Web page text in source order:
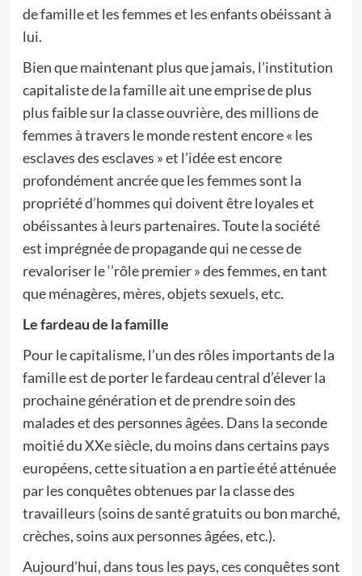
de famille et les femmes et les enfants obéissant à
lui.
Bien que maintenant plus que jamais, l’institution
capitaliste de la famille ait une emprise de plus
plus faible sur la classe ouvrière, des millions de
femmes à travers le monde restent encore « les
esclaves des esclaves » et l’idée est encore
profondément ancrée que les femmes sont la
propriété d’hommes qui doivent être loyales et
obéissantes à leurs partenaires. Toute la société
est imprégnée de propagande qui ne cesse de
revaloriser le ‘’rôle premier » des femmes, en tant
que ménagères, mères, objets sexuels, etc.
Le fardeau de la famille
Pour le capitalisme, l’un des rôles importants de la
famille est de porter le fardeau central d’élever la
prochaine génération et de prendre soin des
malades et des personnes âgées. Dans la seconde
moitié du XXe siècle, du moins dans certains pays
européens, cette situation a en partie été atténuée
par les conquêtes obtenues par la classe des
travailleurs (soins de santé gratuits ou bon marché,
crèches, soins aux personnes âgées, etc.).
Aujourd’hui, dans tous les pays, ces conquêtes sont